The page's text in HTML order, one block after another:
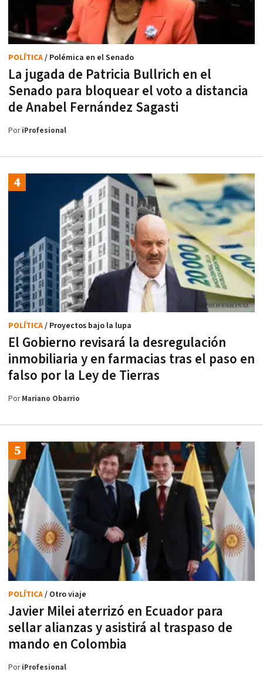
La jugada de Patricia Bullrich en el
Senado para bloquear el voto a distancia
de Anabel Fernández Sagasti
POLÍTICA/ Polémica en el Senado
PoriProfesional
El Gobierno revisará la desregulación
inmobiliaria y en farmacias tras el paso en
falso por la Ley de Tierras
POLÍTICA/ Proyectos bajo la lupa
PorMariano Obarrio
Javier Milei aterrizó en Ecuador para
sellar alianzas y asistirá al traspaso de
mando en Colombia
POLÍTICA/ Otro viaje
PoriProfesional